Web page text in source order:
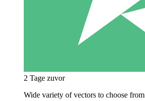
2 Tage zuvor
Wide variety of vectors to choose from